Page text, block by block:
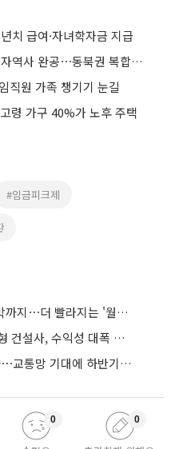
치 급여·자녀학자금 지급
롯데건설, ‘10년 방치’ 창동민자역사 완공⋯동북권 복합거점 탈바꿈
직원 가족 챙기기 눈길
령 가구 40%가 노후 주택
#임금피크제
전세 35% 줄었는데 세금 압박까지⋯더 빨라지는 '월세화'
'고원가 터널' 끝 보인다…대형 건설사, 수익성 대폭 개선
부울경 메가시티 논의 본격화⋯교통망 기대에 하반기 분양시장 '주목'
0 0